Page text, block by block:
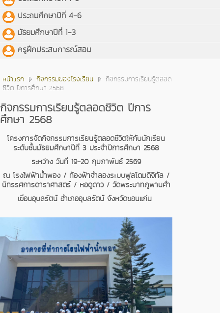
ประถมศึกษาปีที่ 4-6
มัธยมศึกษาปีที่ 1-3
ครูฝึกประสบการณ์สอน
หน้าแรก กิจกรรมของโรงเรียน
กิจกรรมการเรียนรู้ตลอด
ชีวิต ปีการศึกษา 2568
กิจกรรมการเรียนรู้ตลอดชีวิต ปีการ
ศึกษา 2568
โครงการจัดกิจกรรมการเรียนรู้ตลอดชีวิตให้กับนักเรียน
ระดับชั้นมัธยมศึกษาปีที่ 3 ประจำปีการศึกษา 2568
ระหว่าง วันที่ 19-20 กุมภาพันธ์ 2569
ณ โรงไฟฟ้าน้ำพอง / ท้องฟ้าจำลองระบบฟูลโดมดิจิทัล /
นิทรรศการดาราศาสตร์ / หอดูดาว / วัดพระบาทภูพานคำ
เขื่อนอุบลรัตน์ อำเภออุบลรัตน์ จังหวัดขอนแก่น